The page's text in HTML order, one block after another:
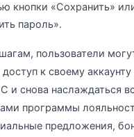
кнопки «Сохранить»
пароль».
пользователи
к своему аккаунту
и снова наслаждаться
программы
предложения,